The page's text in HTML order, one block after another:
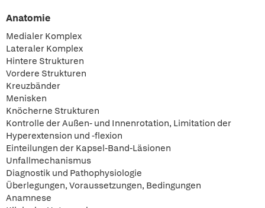
Anatomie
Medialer Komplex
Lateraler Komplex
Hintere Strukturen
Vordere Strukturen
Kreuzbänder
Menisken
Knöcherne Strukturen
Kontrolle der Außen- und Innenrotation, Limitation der
Hyperextension und -flexion
Einteilungen der Kapsel-Band-Läsionen
Unfallmechanismus
Diagnostik und Pathophysiologie
Überlegungen, Voraussetzungen, Bedingungen
Anamnese